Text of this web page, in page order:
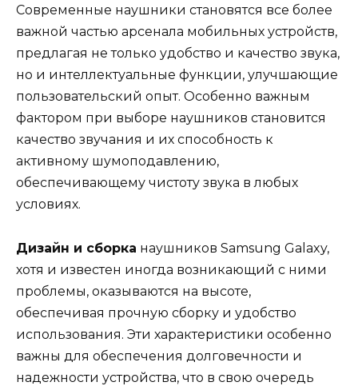
Современные наушники становятся все более
важной частью арсенала мобильных устройств,
предлагая не только удобство и качество звука,
но и интеллектуальные функции, улучшающие
пользовательский опыт. Особенно важным
фактором при выборе наушников становится
качество звучания и их способность к
активному шумоподавлению,
обеспечивающему чистоту звука в любых
условиях.
Дизайн и сборка наушников Samsung Galaxy,
хотя и известен иногда возникающий с ними
проблемы, оказываются на высоте,
обеспечивая прочную сборку и удобство
использования. Эти характеристики особенно
важны для обеспечения долговечности и
надежности устройства, что в свою очередь